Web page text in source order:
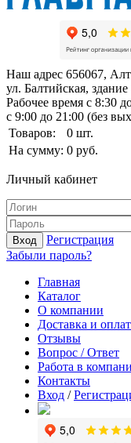
Наш адрес 656067,
ул. Балтийская,
Рабочее время с 8:30
с 9:00 до 21:00 (без
Товаров:
0 шт.
На сумму: 0 руб.
Личный кабинет
Вход
Регистрация
Забыли пароль?
Главная
Каталог
О компании
Доставка и
Отзывы
Вопрос / Ответ
Работа в
Контакты
Вход /